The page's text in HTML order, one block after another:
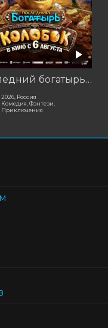
Последний богатырь. Колобок
2026, Россия
Комедия, Фэнтези,
Приключения